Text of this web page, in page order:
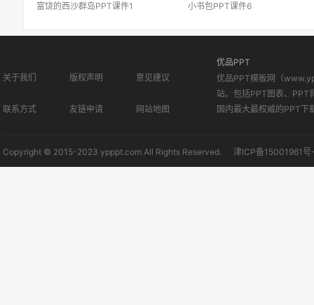
富饶的西沙群岛PPT课件1 小书包PPT课件6
关于我们 版权声明 意见建议
联系方式 友链申请 网站地图
优品PPT
优品PPT模板网（
站。包括PPT图表、PPT
国内最大最权威的PPT下
Copyright © 2015-2023 ypppt.com All Rights Reserved. 津ICP备15001961号